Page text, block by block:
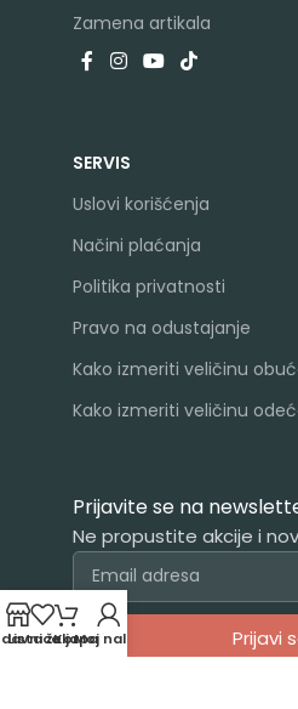
Zamena artikala
SERVIS
Uslovi korišćenja
Načini plaćanja
Politika privatnosti
Pravo na odustajanje
Kako izmeriti veličinu
Kako izmeriti veličinu
Prijavite se na
Ne propustite akcije i
Prijavi
Lista željaKorpaMoj nalog